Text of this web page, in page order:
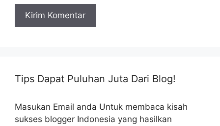
Tips Dapat Puluhan Juta Dari Blog!
Masukan Email anda Untuk membaca kisah
sukses blogger Indonesia yang hasilkan